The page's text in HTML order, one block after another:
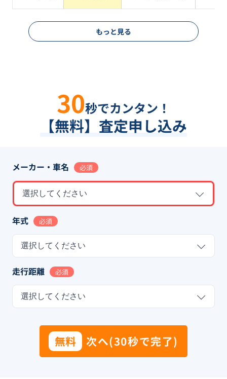
もっと見る
30秒でカンタン！
【無料】査定申し込み
メーカー・車名 必須
選択してください
年式 必須
選択してください
走行距離 必須
選択してください
無料 次へ(30秒で完了)